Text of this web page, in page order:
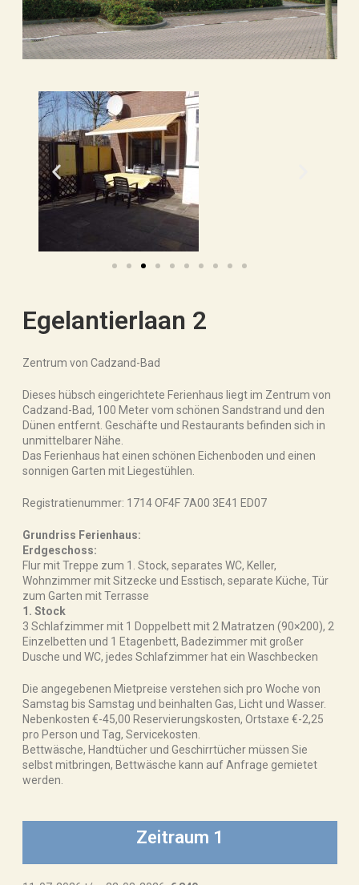
Egelantierlaan 2
Zentrum von Cadzand-Bad
Dieses hübsch eingerichtete Ferienhaus liegt im Zentrum von
Cadzand-Bad, 100 Meter vom schönen Sandstrand und den
Dünen entfernt. Geschäfte und Restaurants befinden sich in
unmittelbarer Nähe.
Das Ferienhaus hat einen schönen Eichenboden und einen
sonnigen Garten mit Liegestühlen.
Registratienummer: 1714 OF4F 7A00 3E41 ED07
Grundriss Ferienhaus:
Erdgeschoss:
Flur mit Treppe zum 1. Stock, separates WC, Keller,
Wohnzimmer mit Sitzecke und Esstisch, separate Küche, Tür
zum Garten mit Terrasse
1. Stock
3 Schlafzimmer mit 1 Doppelbett mit 2 Matratzen (90×200), 2
Einzelbetten und 1 Etagenbett, Badezimmer mit großer
Dusche und WC, jedes Schlafzimmer hat ein Waschbecken
Die angegebenen Mietpreise verstehen sich pro Woche von
Samstag bis Samstag und beinhalten Gas, Licht und Wasser.
Nebenkosten €-45,00 Reservierungskosten, Ortstaxe €-2,25
pro Person und Tag, Servicekosten.
Bettwäsche, Handtücher und Geschirrtücher müssen Sie
selbst mitbringen, Bettwäsche kann auf Anfrage gemietet
werden.
Zeitraum 1